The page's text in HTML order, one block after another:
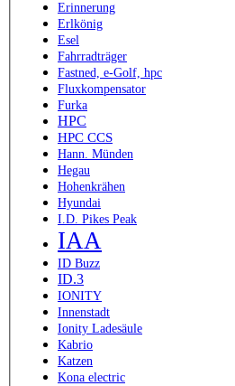
Erinnerung
Erlkönig
Esel
Fahrradträger
Fastned, e-Golf, hpc
Fluxkompensator
Furka
HPC
HPC CCS
Hann. Münden
Hegau
Hohenkrähen
Hyundai
I.D. Pikes Peak
IAA
ID Buzz
ID.3
IONITY
Innenstadt
Ionity Ladesäule
Kabrio
Katzen
Kona electric